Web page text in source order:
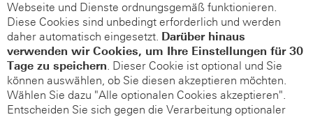
Webseite und Dienste ordnungsgemäß funktionieren.
Diese Cookies sind unbedingt erforderlich und werden
daher automatisch eingesetzt. Darüber hinaus
verwenden wir Cookies, um Ihre Einstellungen für 30
Tage zu speichern. Dieser Cookie ist optional und Sie
können auswählen, ob Sie diesen akzeptieren möchten.
Wählen Sie dazu "Alle optionalen Cookies akzeptieren".
Entscheiden Sie sich gegen die Verarbeitung optionaler